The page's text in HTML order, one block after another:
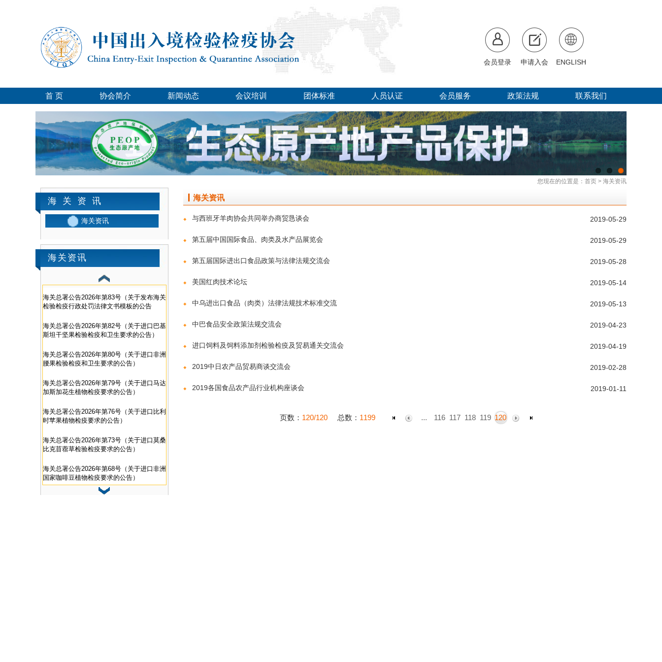
会员登录 申请入会 ENGLISH
首 页 协会简介 新闻动态 会议培训 团体标准 人员认证 会员服务 政策法规 联系我们
您现在的位置是： 首页 > 海关资讯
海关资讯
海关资讯
海关资讯
海关总署公告2026年第83号（关于发布海关
检验检疫行政处罚法律文书模板的公告
海关总署公告2026年第82号（关于进口巴基
斯坦干坚果检验检疫和卫生要求的公告）
海关总署公告2026年第80号（关于进口非洲
腰果检验检疫和卫生要求的公告）
海关总署公告2026年第79号（关于进口马达
加斯加花生植物检疫要求的公告）
海关总署公告2026年第76号（关于进口比利
时苹果植物检疫要求的公告）
海关总署公告2026年第73号（关于进口莫桑
比克苜蓿草检验检疫要求的公告）
海关总署公告2026年第68号（关于进口非洲
国家咖啡豆植物检疫要求的公告）
海关资讯
2019-05-29
与西班牙羊肉协会共同举办商贸恳谈会
2019-05-29
第五届中国国际食品、肉类及水产品展览会
2019-05-28
第五届国际进出口食品政策与法律法规交流会
2019-05-14
美国红肉技术论坛
2019-05-13
中乌进出口食品（肉类）法律法规技术标准交流
2019-04-23
中巴食品安全政策法规交流会
2019-04-19
进口饲料及饲料添加剂检验检疫及贸易通关交流会
2019-02-28
2019中日农产品贸易商谈交流会
2019-01-11
2019各国食品农产品行业机构座谈会
页数： 120/120 总数： 1199 ... 116 117 118 119 120